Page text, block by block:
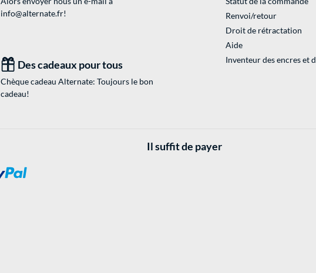
info@alternate.fr!
Des cadeaux pour tous
Chèque cadeau Alternate: Toujours le bon
cadeau!
Renvoi/retour
Droit de rétractation
Aide
Inventeur des encres et
Il suffit de payer